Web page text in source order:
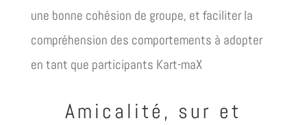
une bonne cohésion de groupe, et faciliter la
compréhension des comportements à adopter
en tant que participants Kart-maX
Amicalité, sur et